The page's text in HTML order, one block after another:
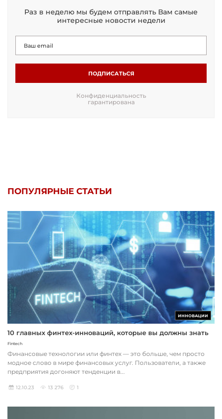
Раз в неделю мы будем отправлять Вам самые
интересные новости недели
ПОДПИСАТЬСЯ
Конфиденциальность
гарантирована
ПОПУЛЯРНЫЕ СТАТЬИ
ИННОВАЦИИ
10 главных финтех-инноваций, которые вы должны знать
Fintech
Финансовые технологии или финтех — это больше, чем просто
модное слово в мире финансовых услуг. Пользователи, а также
предприятия догоняют тенденции в...
12.10.23 13 276 1